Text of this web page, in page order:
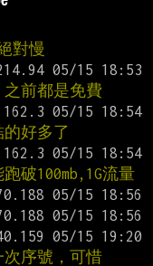
對慢
前都是免費
好多了
破100mb,1G流量
序號，可惜